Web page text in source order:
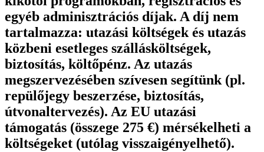
egyéb adminisztrációs díjak. A díj nem
tartalmazza: utazási költségek és utazás
közbeni esetleges szállásköltségek,
biztosítás, költőpénz. Az utazás
megszervezésében szívesen segítünk (pl.
repülőjegy beszerzése, biztosítás,
útvonaltervezés). Az EU utazási
támogatás (összege 275 €) mérsékelheti a
költségeket (utólag visszaigényelhető).